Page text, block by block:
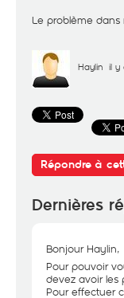
Le problème dans
Haylin il y
Répondre à
Dernières
Bonjour Haylin,
Pour pouvoir
devez avoir les
Pour effectuer